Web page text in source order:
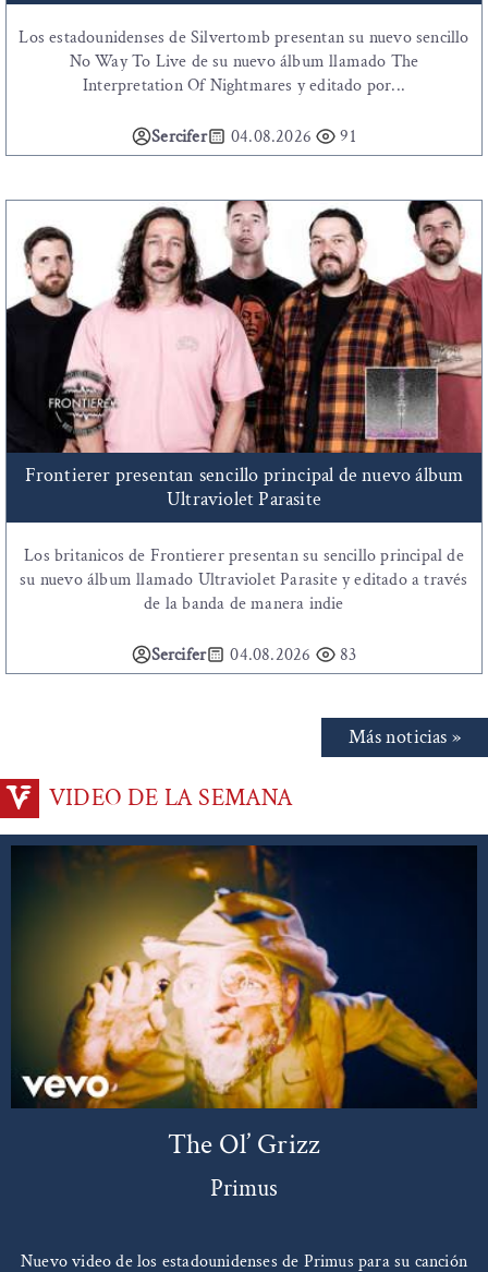
Los estadounidenses de Silvertomb presentan su nuevo sencillo
No Way To Live de su nuevo álbum llamado The
Interpretation Of Nightmares y editado por...
Sercifer 04.08.2026 91
Frontierer presentan sencillo principal de nuevo álbum
Ultraviolet Parasite
Los britanicos de Frontierer presentan su sencillo principal de
su nuevo álbum llamado Ultraviolet Parasite y editado a través
de la banda de manera indie
Sercifer 04.08.2026 83
Más noticias »
VIDEO DE LA SEMANA
The Ol’ Grizz
Primus
Nuevo video de los estadounidenses de Primus para su canción